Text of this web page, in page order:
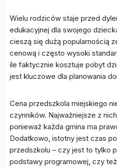
Wielu rodziców staje przed
edukacyjnej dla swojego
cieszą się dużą popularnością
cenową i często wysoki
ile faktycznie kosztuje pobyt
jest kluczowe dla planowania
Cena przedszkola miejskiego
czynników. Najważniejsze z
ponieważ każda gmina ma
Dodatkowo, istotny jest czas
przedszkolu – czy jest to tylko
podstawy programowej, czy